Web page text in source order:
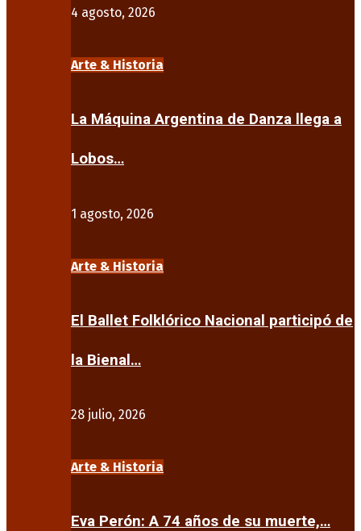
4 agosto, 2026
Arte & Historia
La Máquina Argentina de Danza llega a
Lobos…
1 agosto, 2026
Arte & Historia
El Ballet Folklórico Nacional participó de
la Bienal…
28 julio, 2026
Arte & Historia
Eva Perón: A 74 años de su muerte,…